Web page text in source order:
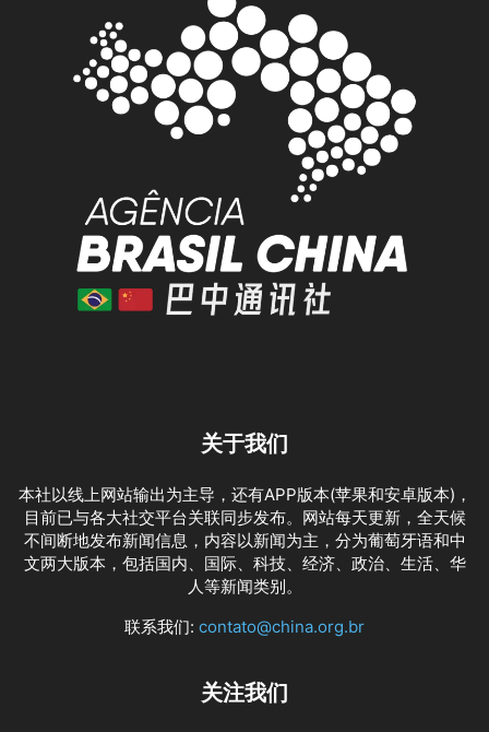
关于我们
本社以线上网站输出为主导，还有APP版本(苹果和安卓版本)，
目前已与各大社交平台关联同步发布。网站每天更新，全天候
不间断地发布新闻信息，内容以新闻为主，分为葡萄牙语和中
文两大版本，包括国内、国际、科技、经济、政治、生活、华
人等新闻类别。
联系我们: contato@china.org.br
关注我们